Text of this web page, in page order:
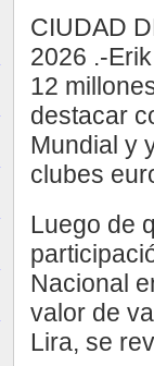
CIUDAD
2026 .-
12
destacar
Mundial y
clubes
Luego de
Nacional
valor de
Lira, se